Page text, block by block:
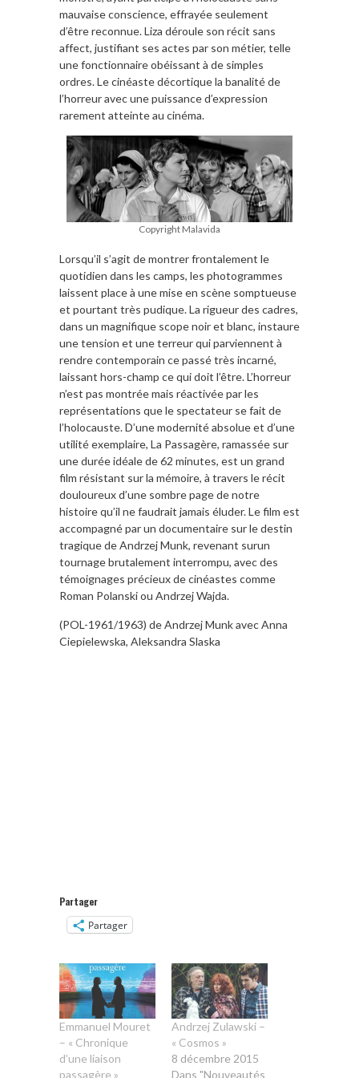
mauvaise conscience, effrayée seulement
d’être reconnue. Liza déroule son récit sans
affect, justifiant ses actes par son métier, telle
une fonctionnaire obéissant à de simples
ordres. Le cinéaste décortique la banalité de
l’horreur avec une puissance d’expression
rarement atteinte au cinéma.
Copyright Malavida
Lorsqu’il s’agit de montrer frontalement le
quotidien dans les camps, les photogrammes
laissent place à une mise en scène somptueuse
et pourtant très pudique. La rigueur des cadres,
dans un magnifique scope noir et blanc, instaure
une tension et une terreur qui parviennent à
rendre contemporain ce passé très incarné,
laissant hors-champ ce qui doit l’être. L’horreur
n’est pas montrée mais réactivée par les
représentations que le spectateur se fait de
l’holocauste. D’une modernité absolue et d’une
utilité exemplaire, La Passagère, ramassée sur
une durée idéale de 62 minutes, est un grand
film résistant sur la mémoire, à travers le récit
douloureux d’une sombre page de notre
histoire qu’il ne faudrait jamais éluder. Le film est
accompagné par un documentaire sur le destin
tragique de Andrzej Munk, revenant surun
tournage brutalement interrompu, avec des
témoignages précieux de cinéastes comme
Roman Polanski ou Andrzej Wajda.
(POL-1961/1963) de Andrzej Munk avec Anna
Ciepielewska, Aleksandra Slaska
Partager
Partager
Emmanuel Mouret
– « Chronique
d’une liaison
passagère »
Andrzej Zulawski –
« Cosmos »
8 décembre 2015
Dans "Nouveautés